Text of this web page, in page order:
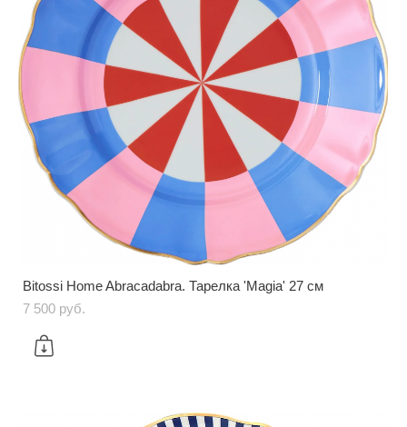
Bitossi Home Abracadabra. Тарелка 'Magia' 27 см
7 500 pуб.